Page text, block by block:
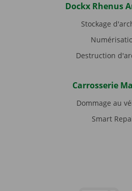
Dockx Rhenus
Stockage
Destruction
Carrosserie
Dommage au
Smart